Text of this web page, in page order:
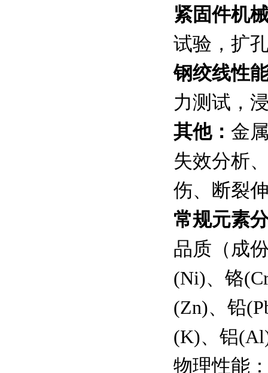
紧固件机
试验，扩
钢绞线性
力测试，
其他： 金
失效分析
伤、断裂
常规元素
品质（成
(Ni)、铬
(Zn)、铅
(K)、铝
物理性能